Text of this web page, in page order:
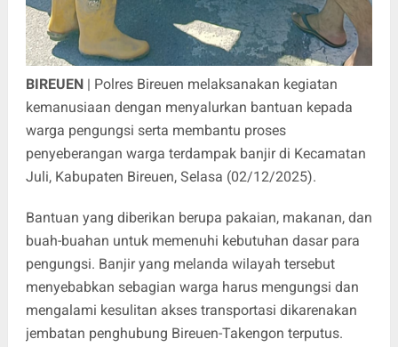
BIREUEN| Polres Bireuen melaksanakan kegiatan
kemanusiaan dengan menyalurkan bantuan kepada
warga pengungsi serta membantu proses
penyeberangan warga terdampak banjir di Kecamatan
Juli, Kabupaten Bireuen, Selasa (02/12/2025).
Bantuan yang diberikan berupa pakaian, makanan, dan
buah-buahan untuk memenuhi kebutuhan dasar para
pengungsi. Banjir yang melanda wilayah tersebut
menyebabkan sebagian warga harus mengungsi dan
mengalami kesulitan akses transportasi dikarenakan
jembatan penghubung Bireuen-Takengon terputus.